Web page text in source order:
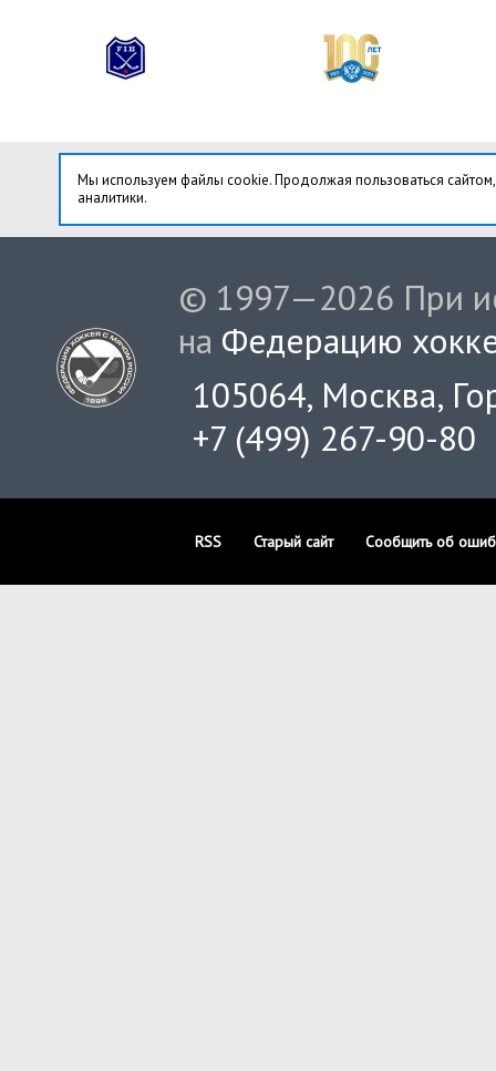
Мы используем файлы cookie. Продолжая пользоваться
аналитики.
© 1997—2026 При
на Федерацию
105064, Москва,
+7 (499) 267-90-80
RSS Старый сайт Сообщить об